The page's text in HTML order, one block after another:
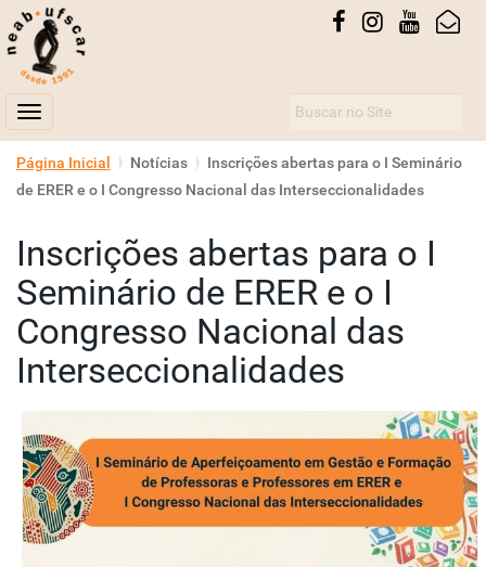
Busca
Toggle navigation
Página Inicial Notícias
Inscrições abertas para o I Seminário
de ERER e o I Congresso Nacional das Interseccionalidades
Inscrições abertas para o I
Seminário de ERER e o I
Congresso Nacional das
Interseccionalidades